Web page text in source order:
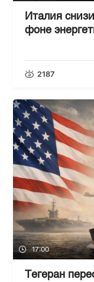
Италия
фоне
2187
17:00
Тегеран